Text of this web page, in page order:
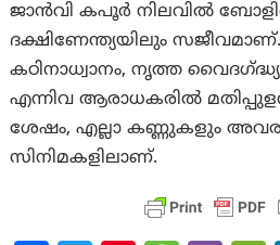
ജാൻവി കപൂർ നിലവിൽ
ദക്ഷിണേന്ത്യയിലും
കഠിനാധ്വാനം, നൃത്ത
എന്നിവ ആരാധകരിൽ
ശേഷം, എല്ലാ കണ്ണുകളും
സിനിമകളിലാണ്.